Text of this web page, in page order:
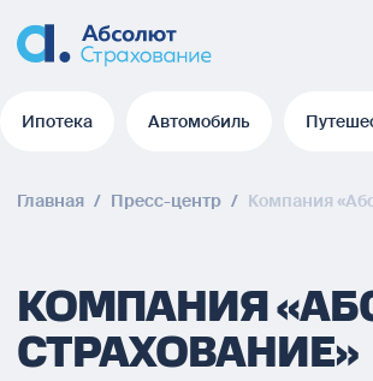
Ипотека Автомобиль
Главная / Пресс-центр / Компания
КОМПАНИЯ
СТРАХОВАНИЕ»